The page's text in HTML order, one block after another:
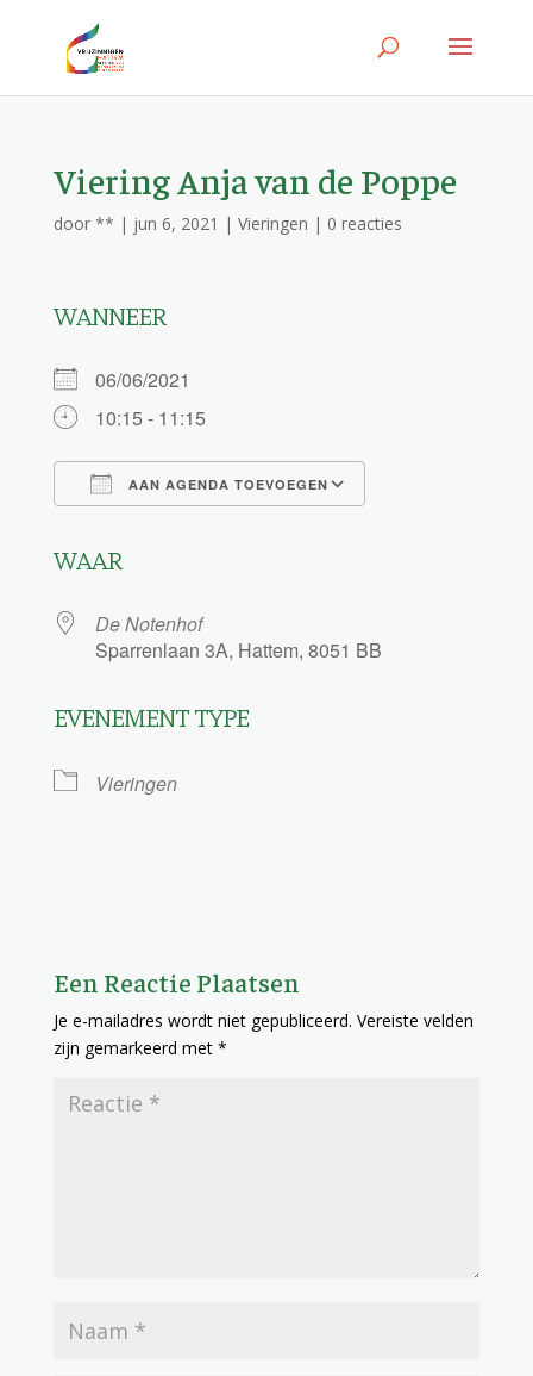
Viering Anja van de Poppe
door ** | jun 6, 2021 | Vieringen | 0 reacties
WANNEER
06/06/2021
10:15 - 11:15
AAN AGENDA TOEVOEGEN
WAAR
De Notenhof
Sparrenlaan 3A, Hattem, 8051 BB
EVENEMENT TYPE
Vieringen
Een Reactie Plaatsen
Je e-mailadres wordt niet gepubliceerd. Vereiste velden
zijn gemarkeerd met *